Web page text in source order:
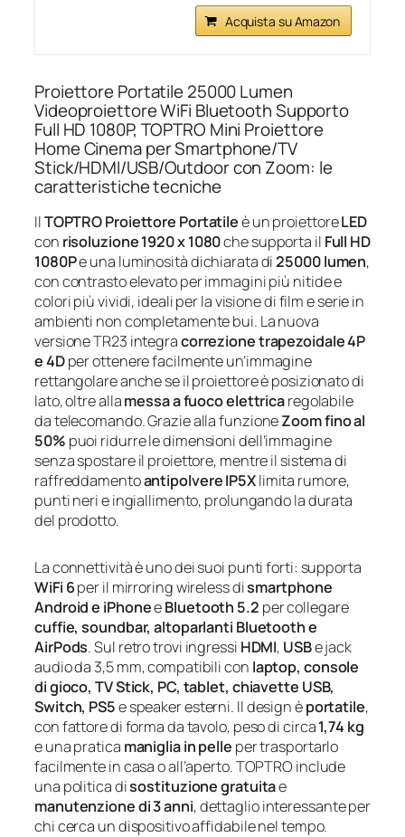
Acquista su Amazon
Proiettore Portatile 25000 Lumen
Videoproiettore WiFi Bluetooth Supporto
Full HD 1080P, TOPTRO Mini Proiettore
Home Cinema per Smartphone/TV
Stick/HDMI/USB/Outdoor con Zoom: le
caratteristiche tecniche
IlTOPTRO Proiettore Portatileè un proiettoreLED
con risoluzione 1920 x 1080che supporta il Full HD
1080Pe una luminosità dichiarata di25000 lumen,
con contrasto elevato per immagini più nitide e
colori più vividi, ideali per la visione di film e serie in
ambienti non completamente bui. La nuova
versione TR23 integracorrezione trapezoidale 4P
e 4Dper ottenere facilmente un’immagine
rettangolare anche se il proiettore è posizionato di
lato, oltre allamessa a fuoco elettricaregolabile
da telecomando. Grazie alla funzioneZoom fino al
50% puoi ridurre le dimensioni dell’immagine
senza spostare il proiettore, mentre il sistema di
raffreddamentoantipolvere IP5Xlimita rumore,
punti neri e ingiallimento, prolungando la durata
del prodotto.
La connettività è uno dei suoi punti forti: supporta
WiFi 6per il mirroring wireless dismartphone
Android e iPhoneeBluetooth 5.2 per collegare
cuffie, soundbar, altoparlanti Bluetooth e
AirPods. Sul retro trovi ingressi HDMI, USBe jack
audio da 3,5 mm, compatibili con laptop, console
di gioco, TV Stick, PC, tablet, chiavette USB,
Switch, PS5e speaker esterni. Il design èportatile,
con fattore di forma da tavolo, peso di circa1,74 kg
e una pratica maniglia in pelle per trasportarlo
facilmente in casa o all’aperto. TOPTRO include
una politica disostituzione gratuitae
manutenzione di 3 anni, dettaglio interessante per
chi cerca un dispositivo affidabile nel tempo.